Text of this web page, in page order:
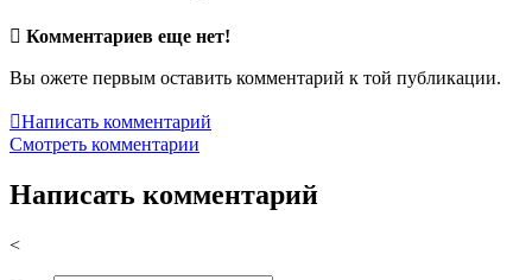
 Комментариев еще нет!
Вы ожете первым оставить комментарий к той публикации.
Написать комментарий
Смотреть комментарии
Написать комментарий
<